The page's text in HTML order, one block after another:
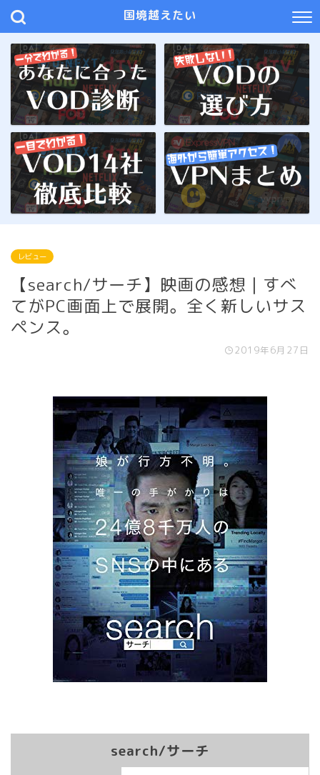
国境越えたい
レビュー
【search/サーチ】映画の感想｜すべ
てがPC画面上で展開。全く新しいサス
ペンス。
2019年6月27日
search/サーチ